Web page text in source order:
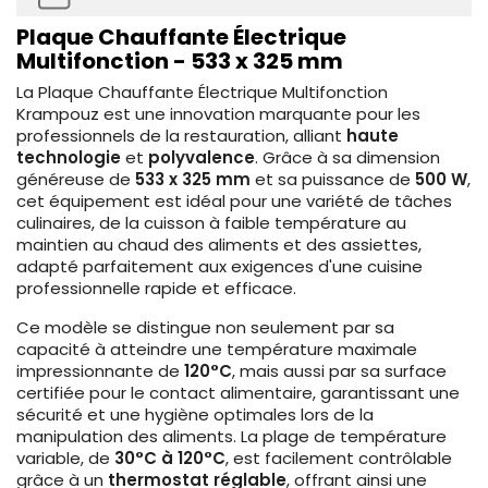
Plaque Chauffante Électrique
Multifonction - 533 x 325 mm
La Plaque Chauffante Électrique Multifonction
Krampouz est une innovation marquante pour les
professionnels de la restauration, alliant haute
technologieet polyvalence. Grâce à sa dimension
généreuse de 533 x 325 mm et sa puissance de 500 W,
cet équipement est idéal pour une variété de tâches
culinaires, de la cuisson à faible température au
maintien au chaud des aliments et des assiettes,
adapté parfaitement aux exigences d'une cuisine
professionnelle rapide et efficace.
Ce modèle se distingue non seulement par sa
capacité à atteindre une température maximale
impressionnante de 120°C, mais aussi par sa surface
certifiée pour le contact alimentaire, garantissant une
sécurité et une hygiène optimales lors de la
manipulation des aliments. La plage de température
variable, de 30°C à 120°C, est facilement contrôlable
grâce à un thermostat réglable, offrant ainsi une